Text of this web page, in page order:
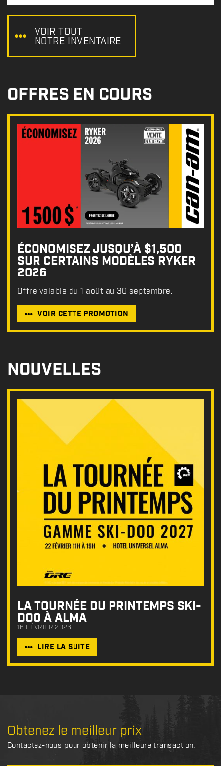
VOIR TOUT
NOTRE INVENTAIRE
OFFRES EN COURS
ÉCONOMISEZ JUSQU’À $1,500
SUR CERTAINS MODÈLES RYKER
2026
Offre valable du 1 août au 30 septembre.
VOIR CETTE PROMOTION
NOUVELLES
LA TOURNÉE DU PRINTEMPS SKI-
DOO À ALMA
16 FÉVRIER 2026
LIRE LA SUITE
Obtenez le meilleur prix
Contactez-nous pour obtenir la meilleure transaction.